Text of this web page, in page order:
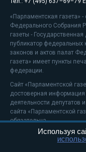
«Парламентская газета»
Федерального Собрания
газеты -
публикатор федеральных
законов и актов палат
газета» имеет пункты
федерации.
Сайт «Парламентской
достоверная
деятельности депутатов
сайта «Парламентской
обязательна.
На информационном
Используя